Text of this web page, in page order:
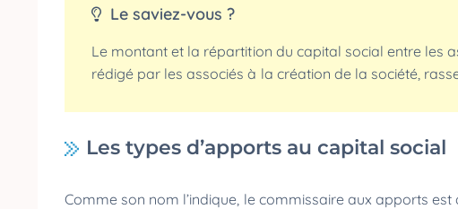
Le saviez-vous ?
Le montant et la répartition du capital social entre les
rédigé par les associés à la création de la société,
Les types d’apports au capital social
Comme son nom l’indique, le commissaire aux apports